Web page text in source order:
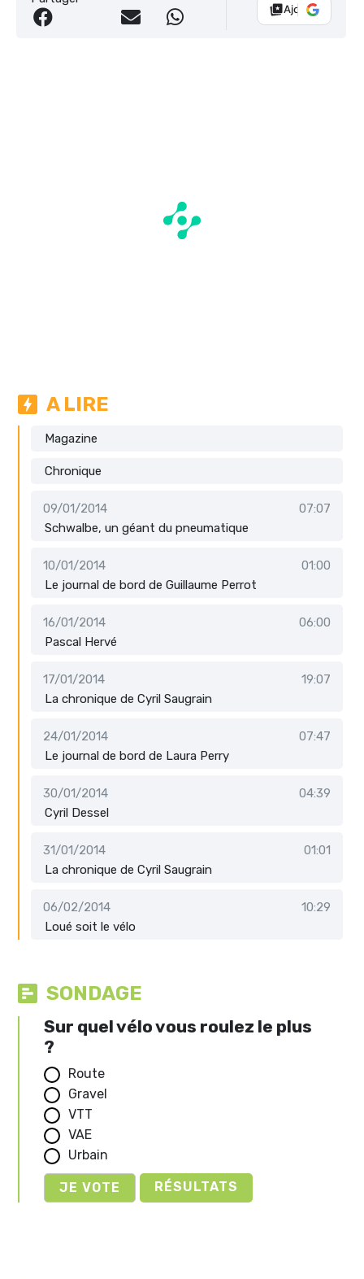
Ajouter Vélo
A LIRE
Magazine
Chronique
09/01/2014
07:07
Schwalbe, un géant du pneumatique
10/01/2014
01:00
Le journal de bord de Guillaume Perrot
16/01/2014
06:00
Pascal Hervé
17/01/2014
19:07
La chronique de Cyril Saugrain
24/01/2014
07:47
Le journal de bord de Laura Perry
30/01/2014
04:39
Cyril Dessel
31/01/2014
01:01
La chronique de Cyril Saugrain
06/02/2014
10:29
Loué soit le vélo
SONDAGE
Sur quel vélo vous roulez le plus
?
Route
Gravel
VTT
VAE
Urbain
RÉSULTATS